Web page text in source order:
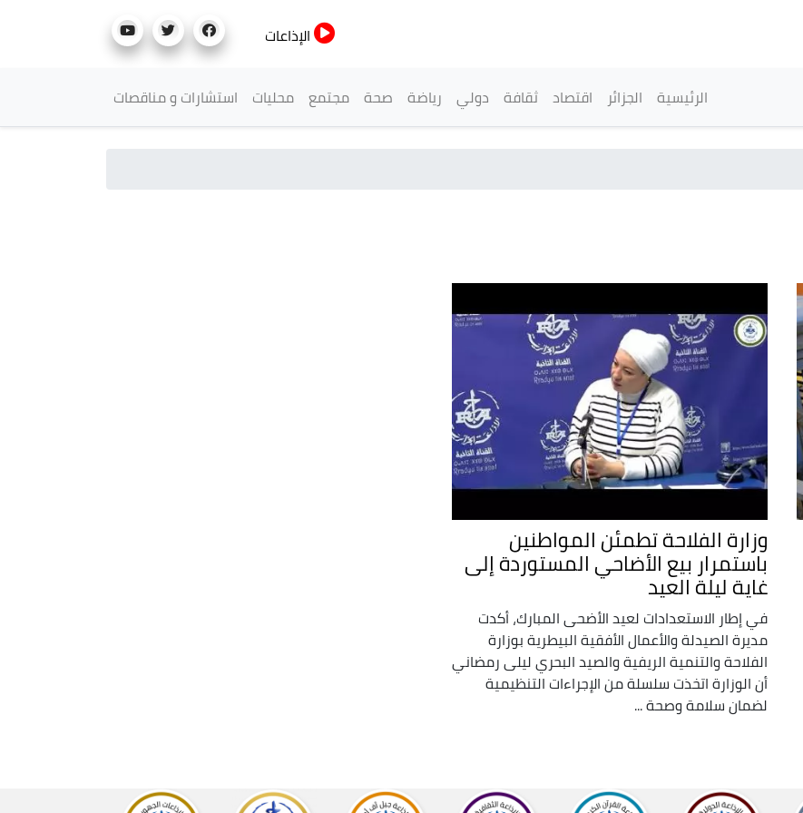
الإذاعات
القائمة الرئيسية
الرئيسية الجزائر اقتصاد ثقافة دولي رياضة صحة مجتمع محليات استشارات و مناقصات
وزارة الفلاحة تطمئن المواطنين
باستمرار بيع الأضاحي المستوردة إلى
غاية ليلة العيد
في إطار الاستعدادات لعيد الأضحى المبارك، أكدت
مديرة الصيدلة والأعمال الأفقية البيطرية بوزارة
الفلاحة والتنمية الريفية والصيد البحري ليلى رمضاني
أن الوزارة اتخذت سلسلة من الإجراءات التنظيمية
لضمان سلامة وصحة ...